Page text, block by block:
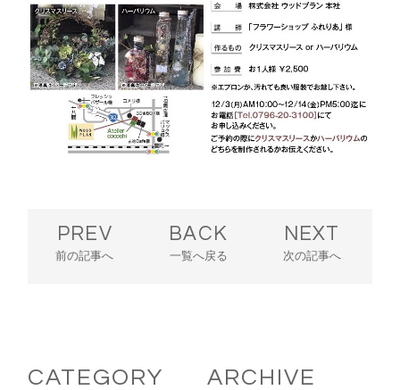
PREV
前の記事へ
BACK
一覧へ戻る
NEXT
次の記事へ
CATEGORY ARCHIVE